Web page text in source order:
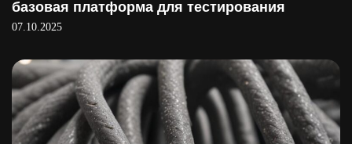
базовая платформа для тестирования
07.10.2025